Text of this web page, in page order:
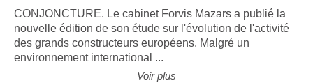
CONJONCTURE. Le cabinet Forvis Mazars a publié la
nouvelle édition de son étude sur l'évolution de l'activité
des grands constructeurs européens. Malgré un
environnement international ...
Voir plus